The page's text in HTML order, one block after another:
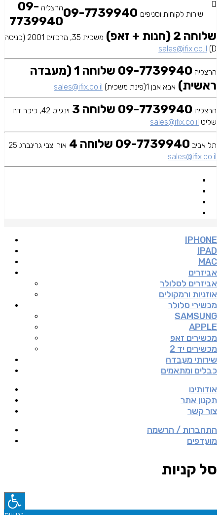
שירות לקוחות וסניפים
הרצליה 09-
7739940
שלוחה 2 (חנות + זאפ)
משכית 35, מרכזים 2001 (כניסה
D)
sales@ifix.co.il
הרצליה
09-7739940 שלוחה 1 (מעבדה
ראשית) אבא אבן 1(פינת משכית) sales@ifix.co.il
הרצליה 09-7739940 שלוחה 3
וינגייט 42, כיכר דה
שליט sales@ifix.co.il
תל אביב 09-7739940 שלוחה 4
אורי צבי גרינברג 25
sales@ifix.co.il
IPHONE
IPAD
MAC
אביזרים
אביזרים לסלולר
אוזניות ורמקולים
מכשירי סלולר
SAMSUNG
APPLE
מכשירים זאפ
מכשירים יד 2
שירותי מעבדה
כבלים ומתאמים
אודותינו
תקנון אתר
צור קשר
התחברות / הרשמה
מועדפים
סל קניות